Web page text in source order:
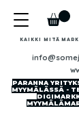
Kaikki mitä
PARANNA
MYYMÄLÄSSÄ -